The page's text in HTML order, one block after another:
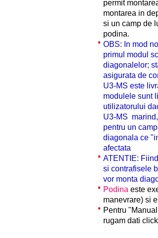
permit
montarea in
si un camp de
podina.
OBS: In mod
primul modul
diagonalelor;
asigurata de
U3-MS este
modulele sunt
utilizatorului
U3-MS
pentru un
diagonala ce
afectata
ATENTIE:
si contrafisele
vor monta
Podina este
manevrare) si
Pentru
rugam dati